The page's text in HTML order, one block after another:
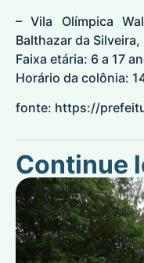
– Vila Olímpica
Balthazar da
Faixa etária: 6 a 17
Horário da colônia:
fonte: https://
Continue